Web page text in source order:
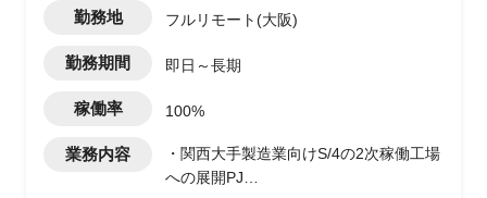
勤務地 フルリモート(大阪)
勤務期間 即日～長期
稼働率 100%
業務内容
・関西大手製造業向けS/4の2次稼働工場
への展開PJ